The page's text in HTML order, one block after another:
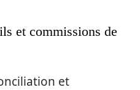
et commissions de
et